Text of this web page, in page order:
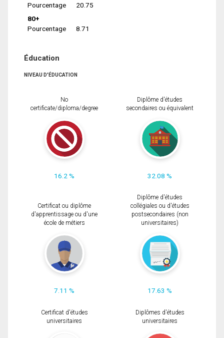
Pourcentage
20.75
80+
Pourcentage
8.71
Éducation
NIVEAU D'ÉDUCATION
No
certificate/diploma/degree
16.2 %
Diplôme d'études
secondaires ou équivalent
32.08 %
Certificat ou diplôme
d'apprentissage ou d'une
école de métiers
7.11 %
Diplôme d'études
collégiales ou d'études
postsecondaires (non
universitaires)
17.63 %
Certificat d'études
universitaires
Diplômes d'études
universitaires